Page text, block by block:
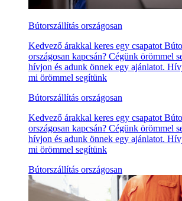
Bútorszállítás országosan
Kedvező árakkal keres egy csapatot
országosan kapcsán? Cégünk örömmel
hívjon és adunk önnek egy ajánlatot.
mi örömmel segítünk
Bútorszállítás országosan
Kedvező árakkal keres egy csapatot
országosan kapcsán? Cégünk örömmel
hívjon és adunk önnek egy ajánlatot.
mi örömmel segítünk
Bútorszállítás országosan